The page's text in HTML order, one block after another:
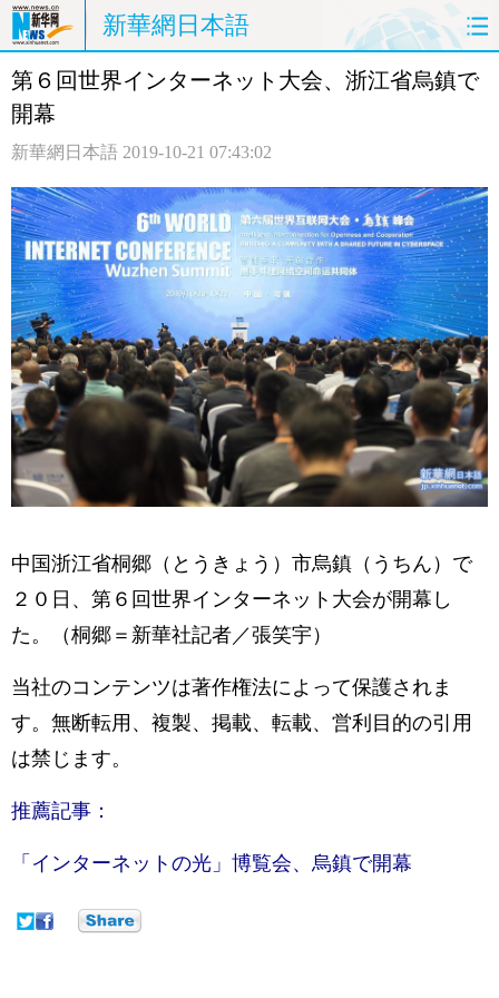
新華網日本語
ホームページ 政治 経済
観光 評論 写真
中日対訳
第６回世界インターネット大会、浙江省烏鎮で
開幕
新華網日本語 2019-10-21 07:43:02
中国浙江省桐郷（とうきょう）市烏鎮（うちん）で
２０日、第６回世界インターネット大会が開幕し
た。（桐郷＝新華社記者／張笑宇）
当社のコンテンツは著作権法によって保護されま
す。無断転用、複製、掲載、転載、営利目的の引用
は禁じます。
推薦記事：
「インターネットの光」博覧会、烏鎮で開幕